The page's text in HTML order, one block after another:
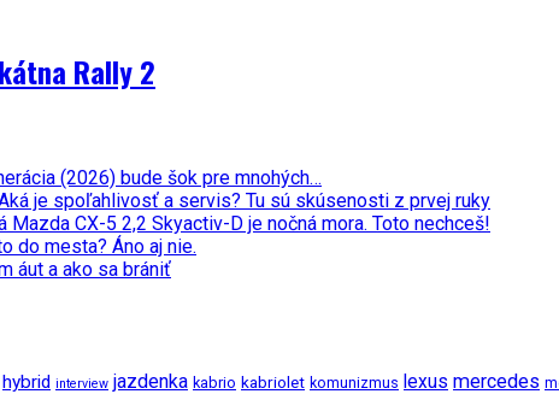
Rally 2
(2026) bude šok pre mnohých…
je spoľahlivosť a servis? Tu sú skúsenosti z prvej ruky
Mazda CX-5 2,2 Skyactiv-D je nočná mora. Toto nechceš!
do mesta? Áno aj nie.
áut a ako sa brániť
hybrid interview jazdenka kabrio kabriolet komunizmus lexus mercedes